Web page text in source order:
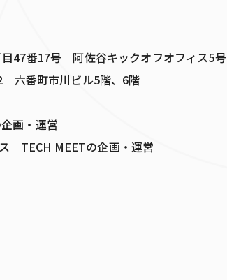
47番17号 阿佐谷キックオフオフィス5号
番町市川ビル5階、6階
画・運営
MEETの企画・運営